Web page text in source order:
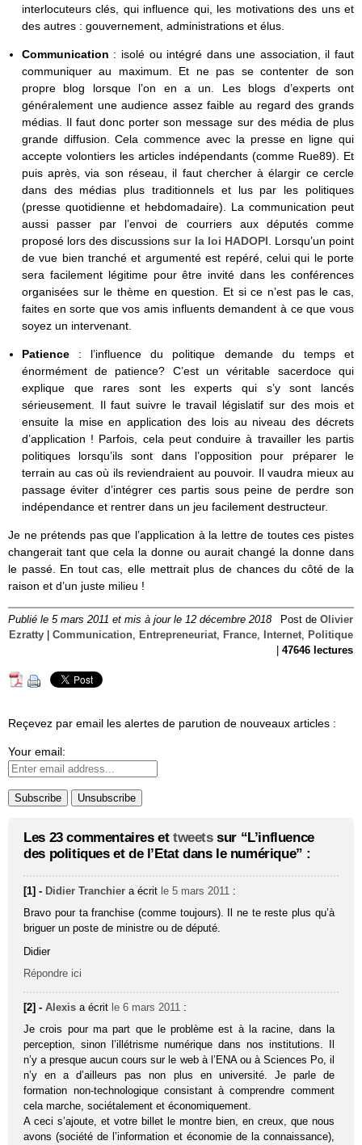
interlocuteurs clés, qui influence qui, les motivations des uns et
des autres : gouvernement, administrations et élus.
Communication : isolé ou intégré dans une association, il faut
communiquer au maximum. Et ne pas se contenter de son
propre blog lorsque l’on en a un. Les blogs d’experts ont
généralement une audience assez faible au regard des grands
médias. Il faut donc porter son message sur des média de plus
grande diffusion. Cela commence avec la presse en ligne qui
accepte volontiers les articles indépendants (comme Rue89). Et
puis après, via son réseau, il faut chercher à élargir ce cercle
dans des médias plus traditionnels et lus par les politiques
(presse quotidienne et hebdomadaire). La communication peut
aussi passer par l’envoi de courriers aux députés comme
proposé lors des discussionssur la loi HADOPI. Lorsqu’un point
de vue bien tranché et argumenté est repéré, celui qui le porte
sera facilement légitime pour être invité dans les conférences
organisées sur le thème en question. Et si ce n’est pas le cas,
faites en sorte que vos amis influents demandent à ce que vous
soyez un intervenant.
Patience : l’influence du politique demande du temps et
énormément de patience? C’est un véritable sacerdoce qui
explique que rares sont les experts qui s’y sont lancés
sérieusement. Il faut suivre le travail législatif sur des mois et
ensuite la mise en application des lois au niveau des décrets
d’application ! Parfois, cela peut conduire à travailler les partis
politiques lorsqu’ils sont dans l’opposition pour préparer le
terrain au cas où ils reviendraient au pouvoir. Il vaudra mieux au
passage éviter d’intégrer ces partis sous peine de perdre son
indépendance et rentrer dans un jeu facilement destructeur.
Je ne prétends pas que l’application à la lettre de toutes ces pistes
changerait tant que cela la donne ou aurait changé la donne dans
le passé. En tout cas, elle mettrait plus de chances du côté de la
raison et d’un juste milieu !
Publié le 5 mars 2011 et mis à jour le 12 décembre 2018 Post de Olivier
Ezratty
Communication, Entrepreneuriat, France, Internet, Politique
47646 lectures
Reçevez par email les alertes de parution de nouveaux articles :
Your email:
Les 23 commentaires et tweetssur “L’influence
des politiques et de l’Etat dans le numérique” :
[1] - Didier Tranchier a écrit le 5 mars 2011 :
Bravo pour ta franchise (comme toujours). Il ne te reste plus qu’à
briguer un poste de ministre ou de député.
Didier
Répondre ici
[2] -Alexis a écrit le 6 mars 2011 :
Je crois pour ma part que le problème est à la racine, dans la
perception, sinon l’illétrisme numérique dans nos institutions. Il
n’y a presque aucun cours sur le web à l’ENA ou à Sciences Po, il
n’y en a d’ailleurs pas non plus en université. Je parle de
formation non-technologique consistant à comprendre comment
cela marche, sociétalement et économiquement.
A ceci s’ajoute, et votre billet le montre bien, en creux, que nous
avons (société de l’information et économie de la connaissance),